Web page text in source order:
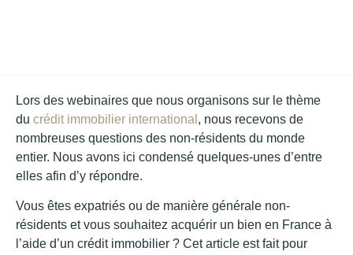
Lors des webinaires que nous organisons sur le thème
du crédit immobilier international , nous recevons de
nombreuses questions des non-résidents du monde
entier. Nous avons ici condensé quelques-unes d’entre
elles afin d’y répondre.
Vous êtes expatriés ou de manière générale non-
résidents et vous souhaitez acquérir un bien en France à
l’aide d’un crédit immobilier ? Cet article est fait pour